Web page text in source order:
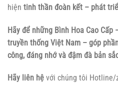
hiện tinh thần đoàn kết – phát
Hãy để những Bình Hoa Cao
truyền thống Việt Nam – góp
công, đáng nhớ và đậm đà bản
Hãy liên hệ với chúng tôi Hotline/